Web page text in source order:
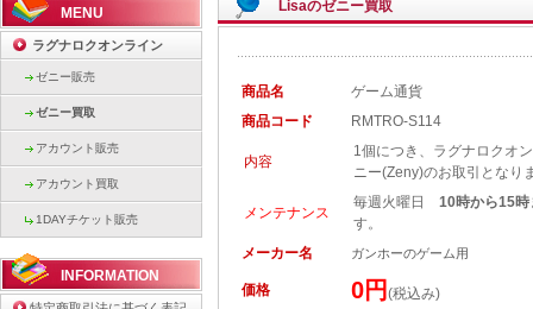
MENU
ラグナロクオンライン
ゼニー販売
ゼニー買取
アカウント販売
アカウント買取
1DAYチケット販売
INFORMATION
Lisaのゼニー買取
商品名
ゲーム通貨
商品コード
RMTRO-S114
内容
1個につき、ラグナロクオ
ニー(Zeny)のお取引となり
メンテナンス
毎週火曜日 10時から15時
す。
メーカー名
ガンホーのゲーム用
価格 0円 (税込み)